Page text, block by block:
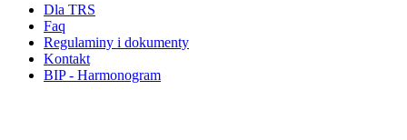
Dla TRS
Faq
Regulaminy i dokumenty
Kontakt
BIP - Harmonogram